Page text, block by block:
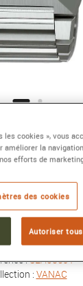
SLA085
automatique
:SLA085J1
: VANAC
les cookies », vous
améliorer la
efforts de
des cookies
Autoriser